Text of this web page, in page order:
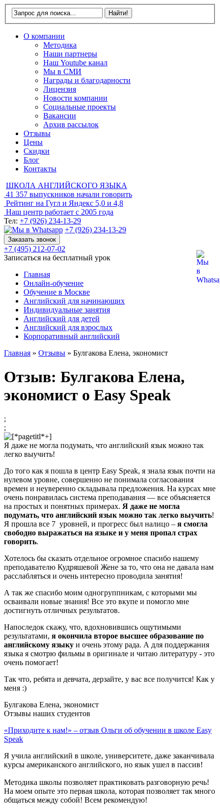
О компании
Методика
Наши партнеры
Наш Youtube канал
Мы в СМИ
Награды и благодарности
Лицензия
Новости компании
Социальные проекты
Вакансии
Архив рассылок
Отзывы
Цены
Скидки
Блог
Контакты
ШКОЛА АНГЛИЙСКОГО ЯЗЫКА
41 357 выпускников начали говорить
Рейтинг на Гугл и Яндекс 5,0 и 4,8
Наш центр работает с 2005 года
Тел: +7 (926) 234-13-29
+7 (926) 234-13-29
Заказать звонок
+7 (495) 212-07-02
Записаться на бесплатный урок
Главная
Онлайн-обучение
Обучение в Москве
Английский для начинающих
Индивидуальные занятия
Английский для детей
Английский для взрослых
Корпоративный английский
Главная » Отзывы » Булгакова Елена, экономист
Отзыв: Булгакова Елена,
экономист о Easy Speak
;
;
Я даже не могла подумать, что английский язык можно так
легко выучить!
До того как я пошла в центр Easy Speak, я знала язык почти на
нулевом уровне, совершенно не понимала согласования
времен и неуверенно складывала предложения. На курсах мне
очень понравилась система преподавания — все объясняется
на простых и понятных примерах. Я даже не могла
подумать, что английский язык можно так легко выучить!
Я прошла все 7 уровней, и прогресс был налицо – я смогла
свободно выражаться на языке и у меня пропал страх
говорить.
Хотелось бы сказать отдельное огромное спасибо нашему
преподавателю Кудряшевой Жене за то, что она не давала нам
расслабляться и очень интересно проводила занятия!
А так же спасибо моим одногруппникам, с которыми мы
осваивали новые знания! Все это вкупе и помогло мне
достигнуть отличных результатов.
Напоследок скажу, что, вдохновившись ощутимыми
результатами, я окончила второе высшее образование по
английскому языку и очень этому рада. А для поддержания
языка я смотрю фильмы в оригинале и читаю литературу - это
очень помогает!
Так что, ребята и девчата, дерзайте, у вас все получится! Как у
меня :)
Булгакова Елена, экономист
Отзывы наших студентов
«Приходите к нам!» – отзыв Ольги об обучении в школе Easy
Speak
Я учила английский в школе, университете, даже заканчивала
курсы американского английского, но язык ушел в пассив!
Методика школы позволяет практиковать разговорную речь!
На моем опыте это первая школа, которая позволяет так много
общаться между собой! Всем рекомендую!